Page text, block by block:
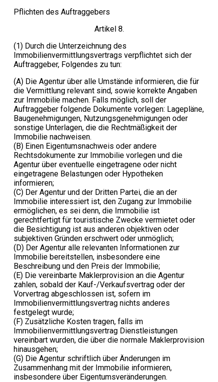
Pflichten des Auftraggebers
Artikel 8.
(1) Durch die Unterzeichnung des
Immobilienvermittlungsvertrags verpflichtet sich der
Auftraggeber, Folgendes zu tun:
(A) Die Agentur über alle Umstände informieren, die für
die Vermittlung relevant sind, sowie korrekte Angaben
zur Immobilie machen. Falls möglich, soll der
Auftraggeber folgende Dokumente vorlegen: Lagepläne,
Baugenehmigungen, Nutzungsgenehmigungen oder
sonstige Unterlagen, die die Rechtmäßigkeit der
Immobilie nachweisen.
(B) Einen Eigentumsnachweis oder andere
Rechtsdokumente zur Immobilie vorlegen und die
Agentur über eventuelle eingetragene oder nicht
eingetragene Belastungen oder Hypotheken
informieren;
(C) Der Agentur und der Dritten Partei, die an der
Immobilie interessiert ist, den Zugang zur Immobilie
ermöglichen, es sei denn, die Immobilie ist
gerechtfertigt für touristische Zwecke vermietet oder
die Besichtigung ist aus anderen objektiven oder
subjektiven Gründen erschwert oder unmöglich;
(D) Der Agentur alle relevanten Informationen zur
Immobilie bereitstellen, insbesondere eine
Beschreibung und den Preis der Immobilie;
(E) Die vereinbarte Maklerprovision an die Agentur
zahlen, sobald der Kauf-/Verkaufsvertrag oder der
Vorvertrag abgeschlossen ist, sofern im
Immobilienvermittlungsvertrag nichts anderes
festgelegt wurde;
(F) Zusätzliche Kosten tragen, falls im
Immobilienvermittlungsvertrag Dienstleistungen
vereinbart wurden, die über die normale Maklerprovision
hinausgehen;
(G) Die Agentur schriftlich über Änderungen im
Zusammenhang mit der Immobilie informieren,
insbesondere über Eigentumsveränderungen.